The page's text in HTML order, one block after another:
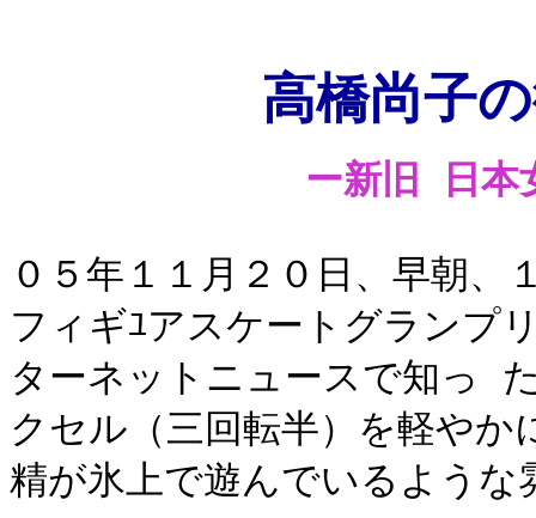
高橋尚子
ー新旧 日本
０５年１１月２０日、早朝
フィギﾕアスケートグランプ
ターネットニュースで知っ
クセル（三回転半）を軽や
精が氷上で遊んでいるような